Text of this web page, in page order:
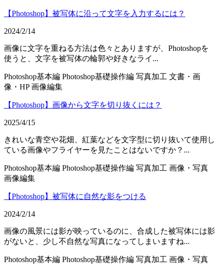
【Photoshop】被写体に沿って文字を入力するには？
2024/2/14
画像に文字を重ねる方法は色々とありますが、Photoshopを
使うと、文字を被写体の輪郭や好きなライ...
Photoshop基本編 Photoshop基礎操作編 写真加工 文書・画
像・HP 画像編集
【Photoshop】画像から文字を切り抜くには？
2025/4/15
きれいな青空や花畑、紅葉などを文字型に切り抜いて使用し
ている画像やフライヤーを見たことはないですか？...
Photoshop基本編 Photoshop基礎操作編 写真加工 画像・写真
画像編集
【Photoshop】被写体に自然な影をつける
2024/2/14
画像の風景には影が映っているのに、合成した被写体には影
がないと、少し不自然な写真になってしまいますね...
Photoshop基本編 Photoshop基礎操作編 写真加工 画像・写真